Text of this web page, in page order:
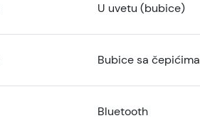
U uvetu (bubice)
Bubice sa čepićima
Bluetooth